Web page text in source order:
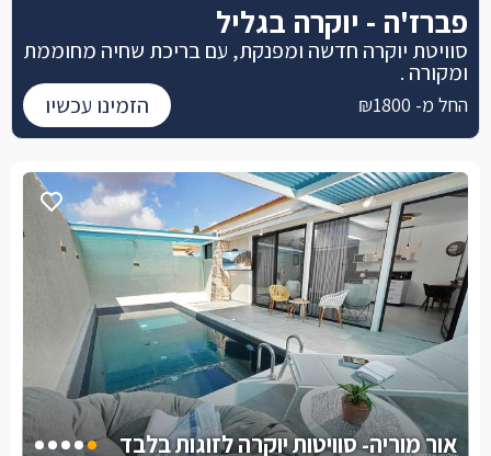
אור מוריה- סוויטות יוקרה לזוגות בלבד
פברז'ה - יוקרה בגליל
סוויטת יוקרה חדשה ומפנקת, עם בריכת שחיה מחוממת
ומקורה .
החל מ- ₪1800 הזמינו עכשיו